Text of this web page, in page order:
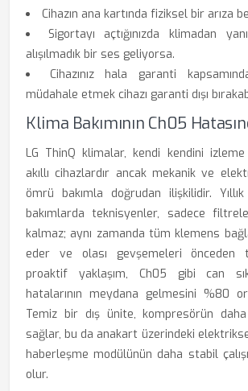
Cihazın ana kartında fiziksel bir arıza
Sigortayı açtığınızda klimadan
alışılmadık bir ses geliyorsa.
Cihazınız hala garanti
müdahale etmek cihazı garanti dışı
Klima Bakımının Ch05
LG ThinQ klimalar, kendi kendini
akıllı cihazlardır ancak mekanik ve
ömrü bakımla doğrudan ilişkilidir.
bakımlarda teknisyenler, sadece
kalmaz; aynı zamanda tüm klemens
eder ve olası gevşemeleri önceden
proaktif yaklaşım, Ch05 gibi can
hatalarının meydana gelmesini %80
Temiz bir dış ünite, kompresörün daha
sağlar, bu da anakart üzerindeki
haberleşme modülünün daha stabil
olur.